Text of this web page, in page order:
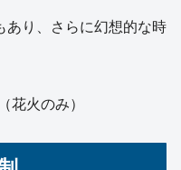
あり、さらに幻想的な時
花火のみ）